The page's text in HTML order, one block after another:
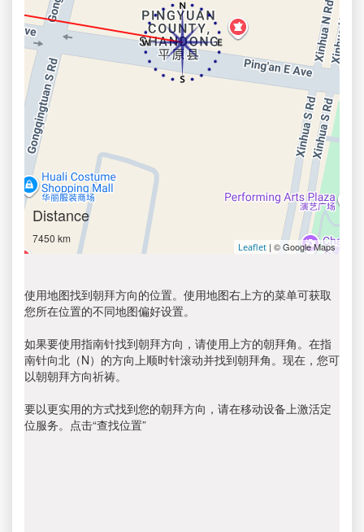
Distance
7450 km
Leaflet | © Google Maps
使用地图找到朝拜方向的位置。使用地图右上方的菜单可获取
您所在位置的不同地图偏好设置。
如果要使用指南针找到朝拜方向，请使用上方的朝拜角。在指
南针向北（N）的方向上顺时针滚动并找到朝拜角。现在，您可
以朝朝拜方向祈祷。
要以更实用的方式找到您的朝拜方向，请在移动设备上激活定
位服务。点击“查找位置”